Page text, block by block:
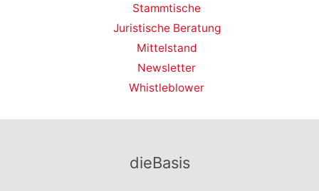
Stammtische
Juristische Beratung
Mittelstand
Newsletter
Whistleblower
dieBasis